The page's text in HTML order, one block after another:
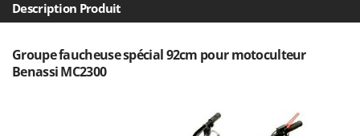
Cultivateurs Tiller à ressorts - Extirpateurs
D
Débroussailleuses
Décompacteurs agricoles
Beta tools
Black & Decker
BlackStone
Description Produit
Groupe faucheuse spécial 92cm pour motoculteur
Benassi MC2300